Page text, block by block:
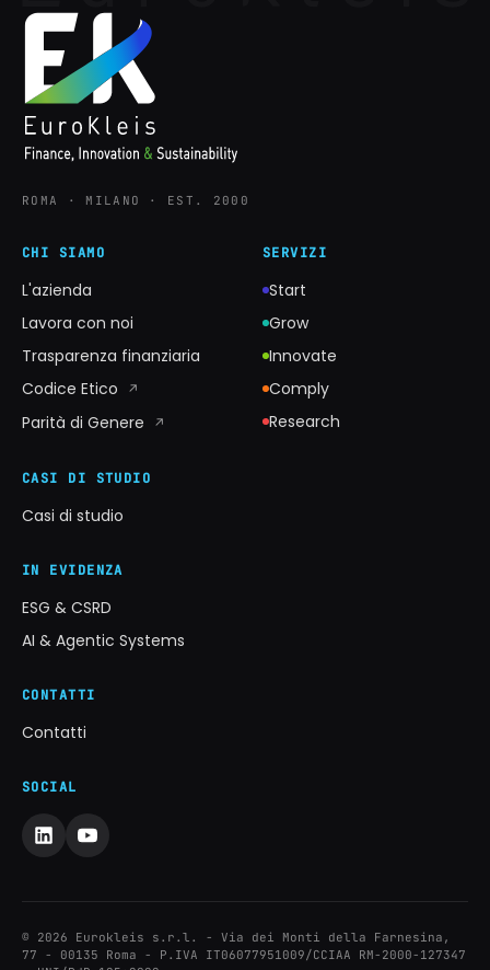
ROMA · MILANO · EST. 2000
CHI SIAMO
L'azienda
Lavora con noi
Trasparenza finanziaria
Codice Etico
↗
Parità di Genere ↗
SERVIZI
Start
Grow
Innovate
Comply
Research
CASI DI STUDIO
Casi di studio
IN EVIDENZA
ESG & CSRD
AI & Agentic Systems
CONTATTI
Contatti
SOCIAL
© 2026 Eurokleis s.r.l. - Via dei Monti della Farnesina,
77 - 00135 Roma - P.IVA IT06077951009/CCIAA RM-2000-127347